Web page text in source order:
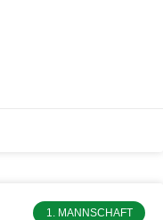
1. MANNSCHAFT